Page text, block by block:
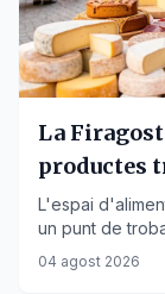
La
productes
L'espai
un punt de
formatges,
04 agost 2026